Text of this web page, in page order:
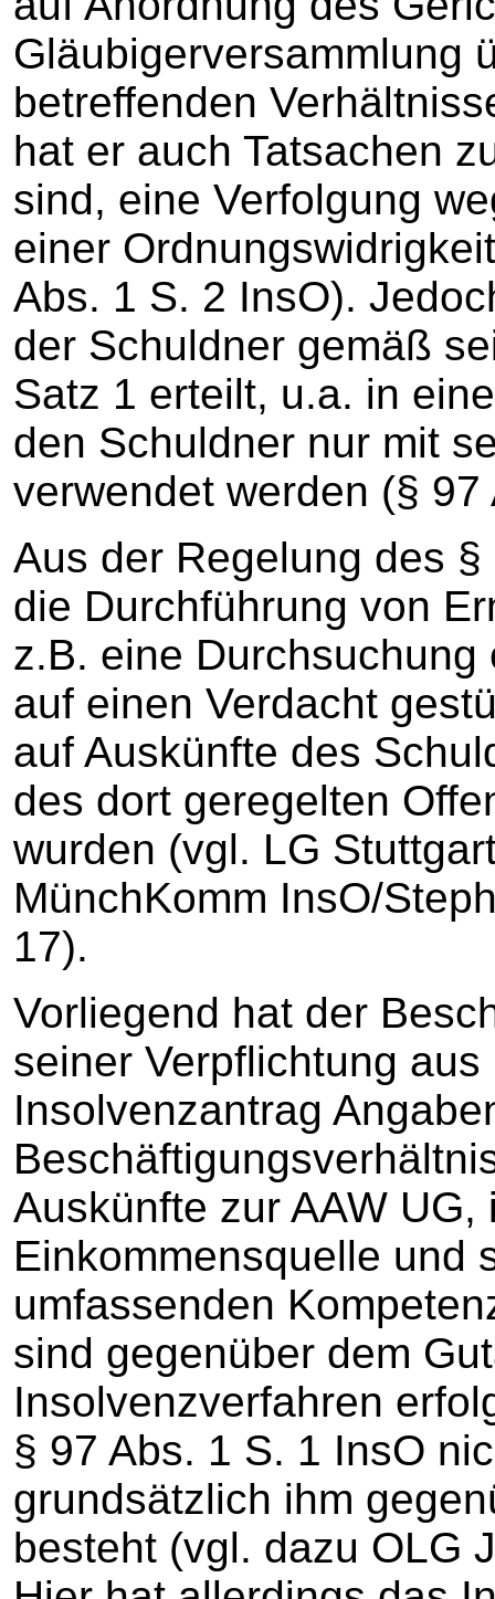
Gläubigerversammlung
betreffenden
hat er auch Tatsachen
sind, eine Verfolgung
einer
Abs. 1 S. 2 InsO).
der Schuldner gemäß
Satz 1 erteilt, u.a. in
den Schuldner nur mit
verwendet werden (§
Aus der Regelung des
die Durchführung von
z.B. eine
auf einen Verdacht
auf Auskünfte des
des dort geregelten
wurden (vgl. LG
MünchKomm InsO/
17).
Vorliegend hat der
seiner Verpflichtung
Insolvenzantrag
Auskünfte zur AAW
Einkommensquelle und
umfassenden
sind gegenüber dem
Insolvenzverfahren
§ 97 Abs. 1 S. 1 InsO
grundsätzlich ihm
besteht (vgl. dazu OLG